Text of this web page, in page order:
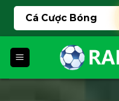
Skip
content
Cá Cược Bóng